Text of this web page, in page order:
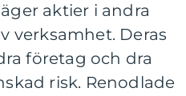
aktier i andra
verksamhet. Deras
företag och dra
risk. Renodlade